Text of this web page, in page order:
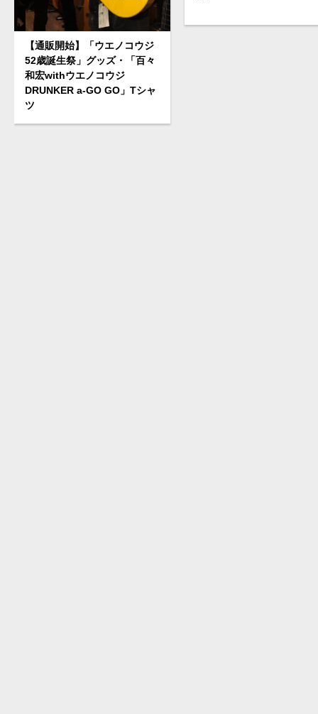
【通販開始】「ウエノコウジ
52歳誕生祭」グッズ・「百々
和宏withウエノコウジ
DRUNKER a-GO GO」Tシャ
ツ